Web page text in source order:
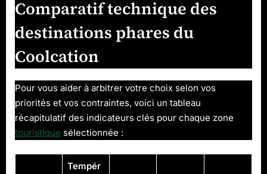
Comparatif technique des
destinations phares du
Coolcation
Pour vous aider à arbitrer votre choix selon vos
priorités et vos contraintes, voici un tableau
récapitulatif des indicateurs clés pour chaque zone
touristique sélectionnée :
Tempér